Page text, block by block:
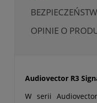
OPINIE O
Audiovector R3
W serii